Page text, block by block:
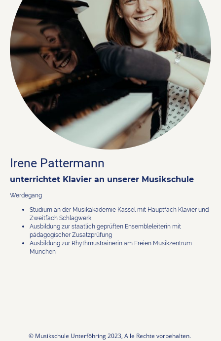
Irene Pattermann
unterrichtet Klavier an unserer Musikschule
Werdegang
Studium an der Musikakademie Kassel mit Hauptfach Klavier und
Zweitfach Schlagwerk
Ausbildung zur staatlich geprüften Ensembleleiterin mit
pädagogischer Zusatzprüfung
Ausbildung zur Rhythmustrainerin am Freien Musikzentrum
München
© Musikschule Unterföhring 2023, Alle Rechte vorbehalten.